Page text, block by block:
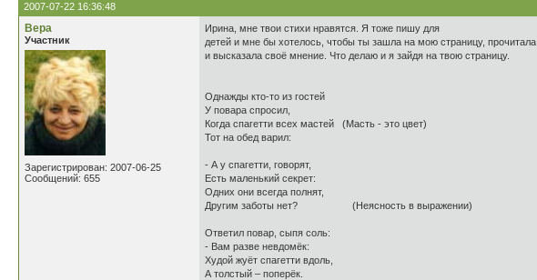
2007-07-22 16:36:48
Вера
Участник
Зарегистрирован: 2007-06-25
Сообщений: 655
Ирина, мне твои стихи нравятся. Я тоже пишу для
детей и мне бы хотелось, чтобы ты зашла на мою страницу, прочитала
и высказала своё мнение. Что делаю и я зайдя на твою страницу.
Однажды кто-то из гостей
У повара спросил,
Когда спагетти всех мастей (Масть - это цвет)
Тот на обед варил:
- А у спагетти, говорят,
Есть маленький секрет:
Одних они всегда полнят,
Другим заботы нет? (Неясность в выражении)
Ответил повар, сыпя соль:
- Вам разве невдомёк:
Худой жуёт спагетти вдоль,
А толстый – поперёк.